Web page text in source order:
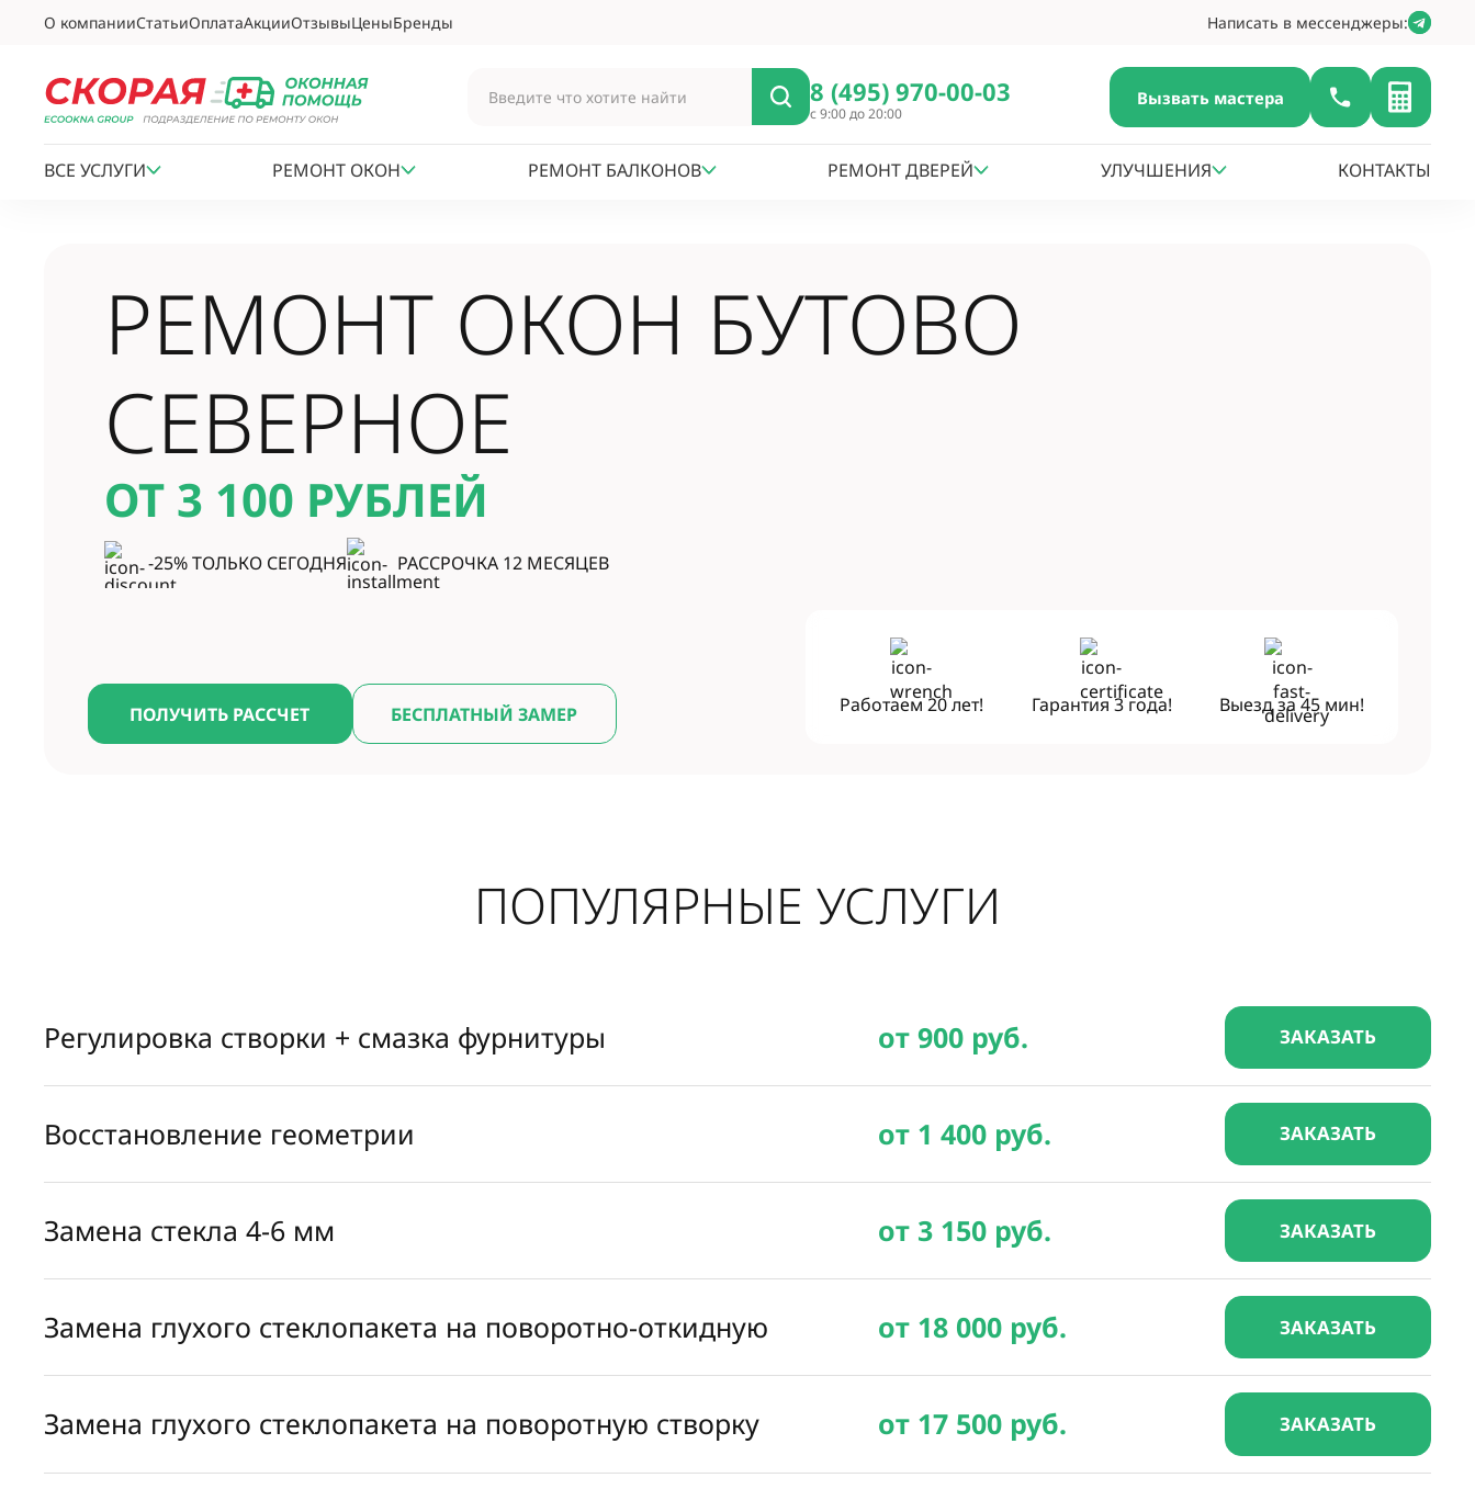
О компанииСтатьиОплатаАкцииОтзывыЦеныБренды Написать в мессенджеры:
8 (495) 970-00-03
с 9:00 до 20:00
Вызвать мастера
ВСЕ УСЛУГИ РЕМОНТ ОКОН РЕМОНТ БАЛКОНОВ РЕМОНТ ДВЕРЕЙ УЛУЧШЕНИЯ КОНТАКТЫ
РЕМОНТ ОКОН БУТОВО
СЕВЕРНОЕ
ОТ 3 100 РУБЛЕЙ
-25% ТОЛЬКО СЕГОДНЯ РАССРОЧКА 12 МЕСЯЦЕВ
ПОЛУЧИТЬ РАССЧЕТ БЕСПЛАТНЫЙ ЗАМЕР Работаем20 лет! Гарантия3 года! Выезд за45 мин!
ПОПУЛЯРНЫЕ УСЛУГИ
Регулировка створки + смазка фурнитуры от 900 руб. ЗАКАЗАТЬ
Восстановление геометрии от 1 400 руб. ЗАКАЗАТЬ
Замена стекла 4-6 мм от 3 150 руб. ЗАКАЗАТЬ
Замена глухого стеклопакета на поворотно-откидную от 18 000 руб. ЗАКАЗАТЬ
Замена глухого стеклопакета на поворотную створку от 17 500 руб. ЗАКАЗАТЬ